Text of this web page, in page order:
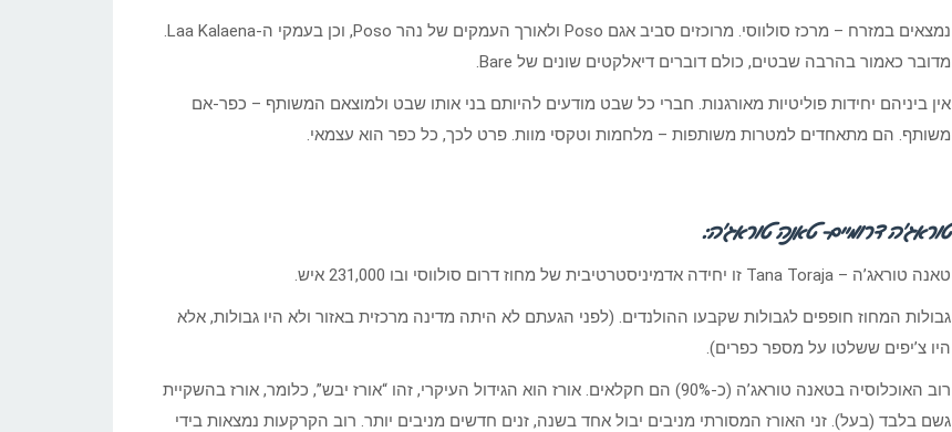
נמצאים במזרח – מרכז סולווסי. מרוכזים סביב אגם Poso ולאורך העמקים של נהר Poso, וכן בעמקי ה-Laa Kalaena.
מדובר כאמור בהרבה שבטים, כולם דוברים דיאלקטים שונים של Bare.
אין ביניהם יחידות פוליטיות מאורגנות. חברי כל שבט מודעים להיותם בני אותו שבט ולמוצאם המשותף – כפר-אם
משותף. הם מתאחדים למטרות משותפות – מלחמות וטקסי מוות. פרט לכך, כל כפר הוא עצמאי.
טוראג’ה דרומיים- טאנה טוראג’ה:
טאנה טוראג’ה – Tana Toraja זו יחידה אדמיניסטרטיבית של מחוז דרום סולווסי ובו 231,000 איש.
גבולות המחוז חופפים לגבולות שקבעו ההולנדים. (לפני הגעתם לא היתה מדינה מרכזית באזור ולא היו גבולות, אלא
היו צ’יפים ששלטו על מספר כפרים).
רוב האוכלוסיה בטאנה טוראג’ה (כ-90%) הם חקלאים. אורז הוא הגידול העיקרי, זהו “אורז יבש”, כלומר, אורז בהשקיית
גשם בלבד (בעל). זני האורז המסורתי מניבים יבול אחד בשנה, זנים חדשים מניבים יותר. רוב הקרקעות נמצאות בידי